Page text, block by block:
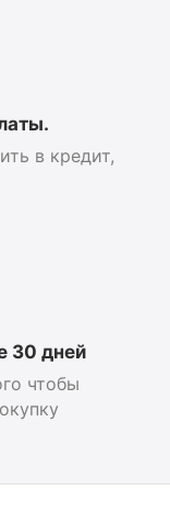
в кредит,
30 дней
чтобы